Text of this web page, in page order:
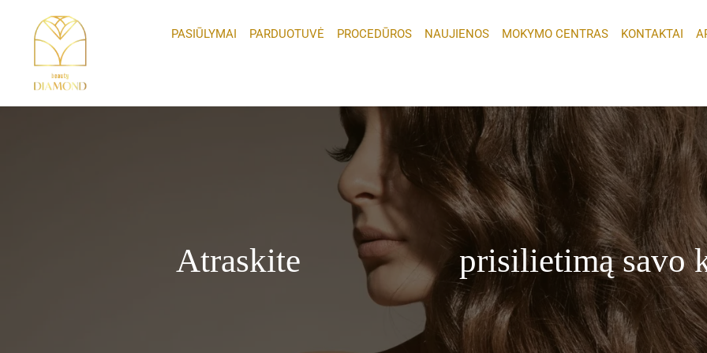
PASIŪLYMAI PARDUOTUVĖ PROCEDŪROS NAUJIENOS MOKYMO CENTRAS KONTAKTAI
Atraskite prisilietimą savo